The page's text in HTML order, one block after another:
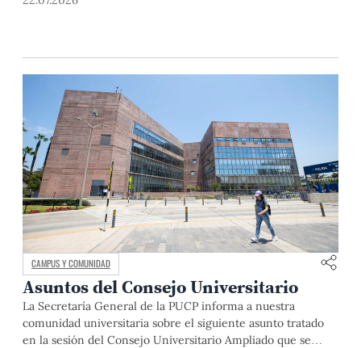
CAMPUS Y COMUNIDAD
Asuntos del Consejo Universitario
La Secretaría General de la PUCP informa a nuestra
comunidad universitaria sobre el siguiente asunto tratado
en la sesión del Consejo Universitario Ampliado que se